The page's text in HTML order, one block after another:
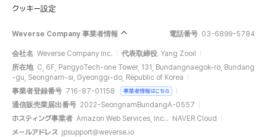
クッキー設定
Weverse Company 事業者情報 電話番号 03-6899-5784
会社名 Weverse Company Inc. 代表取締役 Yang Zooil
所在地 C, 6F, PangyoTech-one Tower, 131, Bundangnaegok-ro, Bundang
-gu, Seongnam-si, Gyeonggi-do, Republic of Korea
事業者登録番号 716-87-01158 事業者情報はこちら
通信販売業届出番号 2022-SeongnamBundangA-0557
ホスティング事業者 Amazon Web Services, Inc.、NAVER Cloud
メールアドレス jpsupport@weverse.io